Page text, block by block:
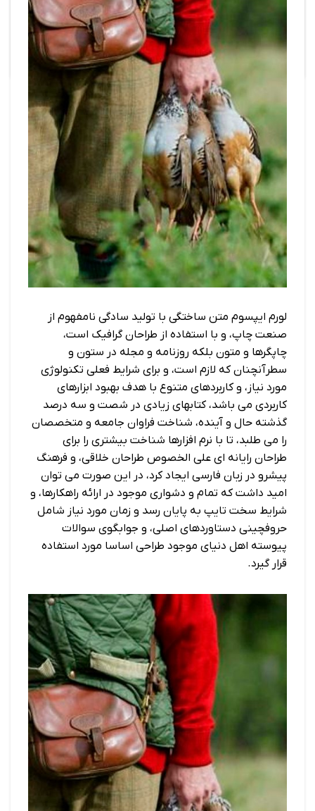
لورم ایپسوم متن ساختگی با تولید سادگی نامفهوم از
صنعت چاپ، و با استفاده از طراحان گرافیک است،
چاپگرها و متون بلکه روزنامه و مجله در ستون و
سطرآنچنان که لازم است، و برای شرایط فعلی تکنولوژی
مورد نیاز، و کاربردهای متنوع با هدف بهبود ابزارهای
کاربردی می باشد، کتابهای زیادی در شصت و سه درصد
گذشته حال و آینده، شناخت فراوان جامعه و متخصصان
را می طلبد، تا با نرم افزارها شناخت بیشتری را برای
طراحان رایانه ای علی الخصوص طراحان خلاقی، و فرهنگ
پیشرو در زبان فارسی ایجاد کرد، در این صورت می توان
امید داشت که تمام و دشواری موجود در ارائه راهکارها، و
شرایط سخت تایپ به پایان رسد و زمان مورد نیاز شامل
حروفچینی دستاوردهای اصلی، و جوابگوی سوالات
پیوسته اهل دنیای موجود طراحی اساسا مورد استفاده
قرار گیرد.